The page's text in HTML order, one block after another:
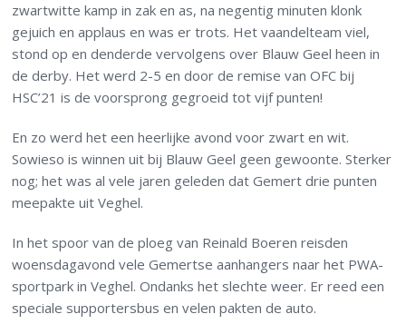
zwartwitte kamp in zak en as, na negentig minuten klonk
gejuich en applaus en was er trots. Het vaandelteam viel,
stond op en denderde vervolgens over Blauw Geel heen in
de derby. Het werd 2-5 en door de remise van OFC bij
HSC’21 is de voorsprong gegroeid tot vijf punten!
En zo werd het een heerlijke avond voor zwart en wit.
Sowieso is winnen uit bij Blauw Geel geen gewoonte. Sterker
nog; het was al vele jaren geleden dat Gemert drie punten
meepakte uit Veghel.
In het spoor van de ploeg van Reinald Boeren reisden
woensdagavond vele Gemertse aanhangers naar het PWA-
sportpark in Veghel. Ondanks het slechte weer. Er reed een
speciale supportersbus en velen pakten de auto.